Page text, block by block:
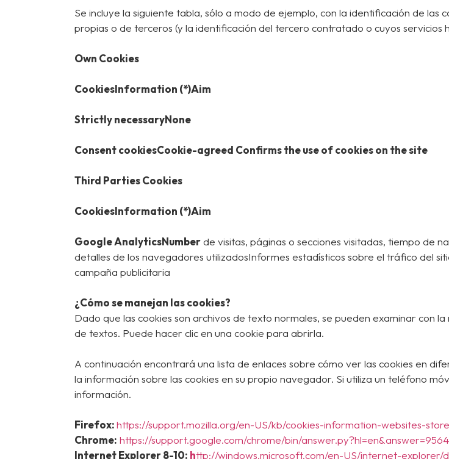
Se incluye la siguiente tabla, sólo a modo de ejemplo, con la identificación de las
propias o de terceros (y la identificación del tercero contratado o cuyos servicios
Own Cookies
CookiesInformation (*)Aim
Strictly necessaryNone
Consent cookiesCookie-agreed Confirms the use of cookies on the site
Third Parties Cookies
CookiesInformation (*)Aim
Google AnalyticsNumberde visitas, páginas o secciones visitadas, tiempo de
detalles de los navegadores utilizadosInformes estadísticos sobre el tráfico del
campaña publicitaria
¿Cómo se manejan las cookies?
Dado que las cookies son archivos de texto normales, se pueden examinar con
de textos. Puede hacer clic en una cookie para abrirla.
A continuación encontrará una lista de enlaces sobre cómo ver las cookies en
la información sobre las cookies en su propio navegador. Si utiliza un teléfono
información.
Firefox:https://support.mozilla.org/en-US/kb/cookies-information-websites-
Chrome: https://support.google.com/chrome/bin/
Internet Explorer 8-10: http://windows.microsoft.com/en-US/internet-explorer/